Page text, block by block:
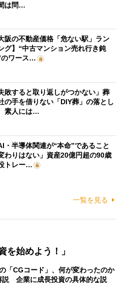
は問…
大阪の不動産価格「危ない駅」ラン
グ】“中古マンション売れ行き鈍
のワース…
敗すると取り返しがつかない」葬
の手を借りない「DIY葬」の落とし
素人には…
・半導体関連が“本命”であること
わりはない」資産20億円超の90歳
トレー…
一覧を見る
を始めよう！」
「CGコード」、何が変わったのか
説 企業に成長投資の具体的な説